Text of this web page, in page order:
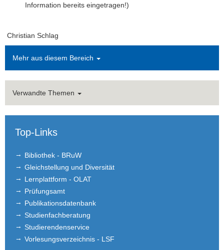
Information bereits eingetragen!)
Christian Schlag
Mehr aus diesem Bereich
Verwandte Themen
Top-Links
Bibliothek - BRuW
Gleichstellung und Diversität
Lernplattform - OLAT
Prüfungsamt
Publikationsdatenbank
Studienfachberatung
Studierendenservice
Vorlesungsverzeichnis - LSF